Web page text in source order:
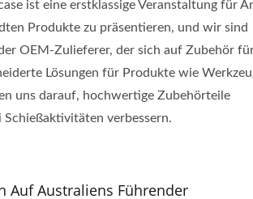
ist eine erstklassige Veranstaltung für
Produkte zu präsentieren, und wir sind
OEM-Zulieferer, der sich auf Zubehör
Lösungen für Produkte wie
uns darauf, hochwertige Zubehörteile
Schießaktivitäten verbessern.
Auf Australiens Führender